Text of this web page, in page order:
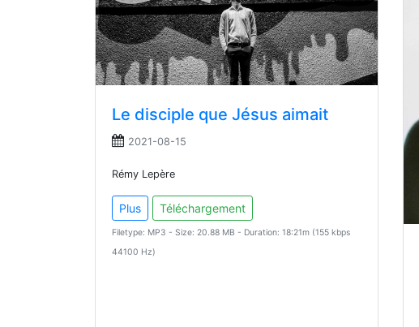
Le disciple que Jésus aimait
2021-08-15
Rémy Lepère
Plus Téléchargement
Filetype: MP3 - Size: 20.88 MB - Duration: 18:21m (155 kbps
44100 Hz)